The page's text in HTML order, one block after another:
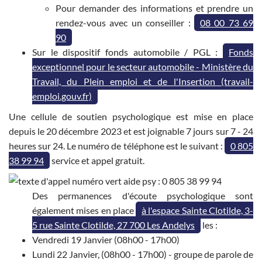
Pour demander des informations et prendre un
rendez-vous avec un conseiller :
08 00 73 69
90
Sur le dispositif fonds automobile / PGL :
Fonds
exceptionnel pour le secteur automobile - Ministère du
Travail, du Plein emploi et de l'Insertion (travail-
emploi.gouv.fr)
Une cellule de soutien psychologique est mise en place
depuis le 20 décembre 2023 et est joignable 7 jours sur 7 - 24
heures sur 24. Le numéro de téléphone est le suivant :
0 805
38 99 94
service et appel gratuit.
Des permanences d'écoute psychologique sont
également mises en place
à l'espace Sainte Clotilde, 3-
5 rue Sainte Clotilde, 27 700 Les Andelys
les :
Vendredi 19 Janvier (08h00 - 17h00)
Lundi 22 Janvier, (08h00 - 17h00) - groupe de parole de